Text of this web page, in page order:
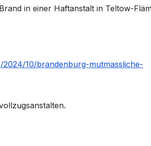
in einer Haftanstalt in Teltow-
10/brandenburg-mutmassliche-